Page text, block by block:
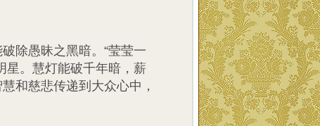
除愚昧之黑暗。“莹莹一
星。慧灯能破千年暗，薪
和慈悲传递到大众心中，